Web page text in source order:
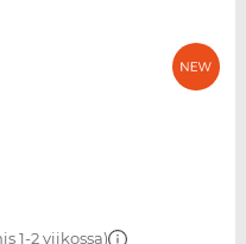
1-2 viikossa)